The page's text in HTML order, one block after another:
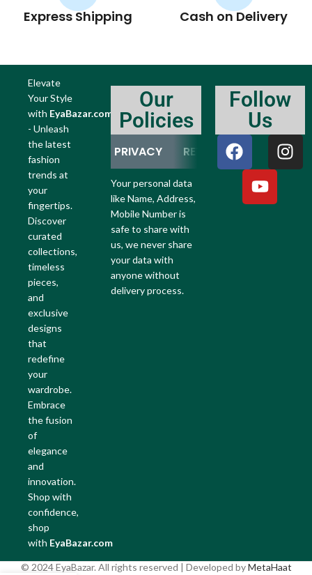
Express Shipping Cash on Delivery
Elevate
Your Style
with EyaBazar.com
- Unleash
the latest
fashion
trends at
your
fingertips.
Discover
curated
collections,
timeless
pieces,
and
exclusive
designs
that
redefine
your
wardrobe.
Embrace
the fusion
of
elegance
and
innovation.
Shop with
confidence,
shop
with EyaBazar.com
Our
Policies
PRIVACY RETURN REFUND
Your personal data
like Name, Address,
Mobile Number is
safe to share with
us, we never share
your data with
anyone without
delivery process.
Follow
Us
© 2024 EyaBazar. All rights reserved | Developed byMetaHaat